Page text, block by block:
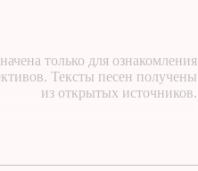
только для ознакомления
Тексты песен получены
из открытых источников.